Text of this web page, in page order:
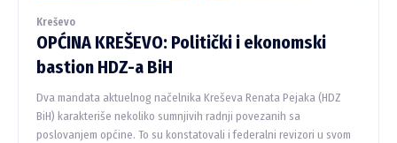
Kreševo
OPĆINA KREŠEVO: Politički i ekonomski
bastion HDZ-a BiH
Dva mandata aktuelnog načelnika Kreševa Renata Pejaka (HDZ
BiH) karakteriše nekoliko sumnjivih radnji povezanih sa
poslovanjem općine. To su konstatovali i federalni revizori u svom